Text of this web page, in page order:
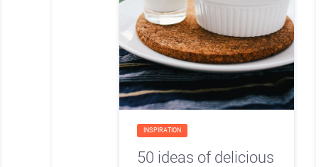
INSPIRATION
50 ideas of delicious